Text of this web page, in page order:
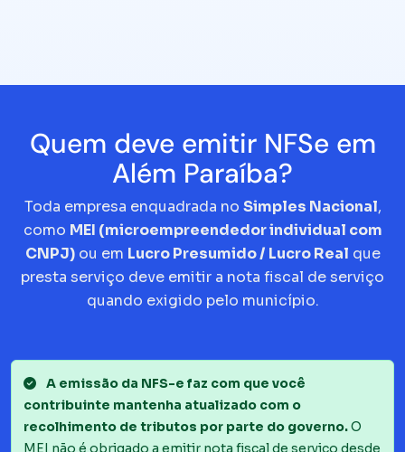
Quem deve emitir NFSe em
Além Paraíba?
Toda empresa enquadrada no Simples Nacional,
como MEI (microempreendedor individual com
CNPJ)ou em Lucro Presumido / Lucro Real que
presta serviço deve emitir a nota fiscal de serviço
quando exigido pelo município.
A emissão da NFS-e faz com que você
contribuinte mantenha atualizado com o
recolhimento de tributos por parte do governo.O
MEI não é obrigado a emitir nota fiscal de serviço desde